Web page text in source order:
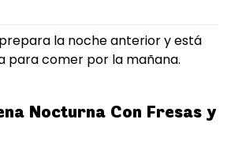
la noche anterior y está
para comer por la mañana.
Nocturna Con Fresas y